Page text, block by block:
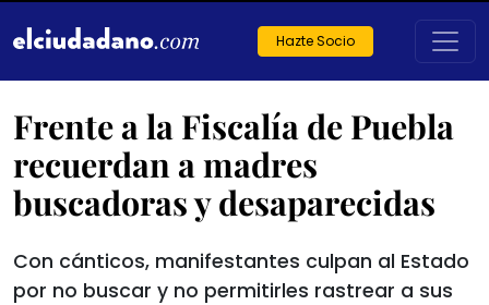
Hazte Socio
Frente a la Fiscalía de Puebla
recuerdan a madres
buscadoras y desaparecidas
Con cánticos, manifestantes culpan al Estado
por no buscar y no permitirles rastrear a sus